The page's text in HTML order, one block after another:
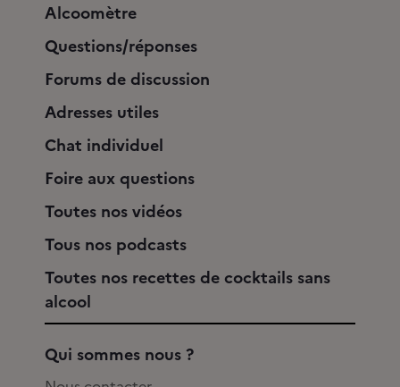
Alcoomètre
Questions/réponses
Forums de discussion
Adresses utiles
Chat individuel
Foire aux questions
Toutes nos vidéos
Tous nos podcasts
Toutes nos recettes de cocktails sans
alcool
Qui sommes nous ?